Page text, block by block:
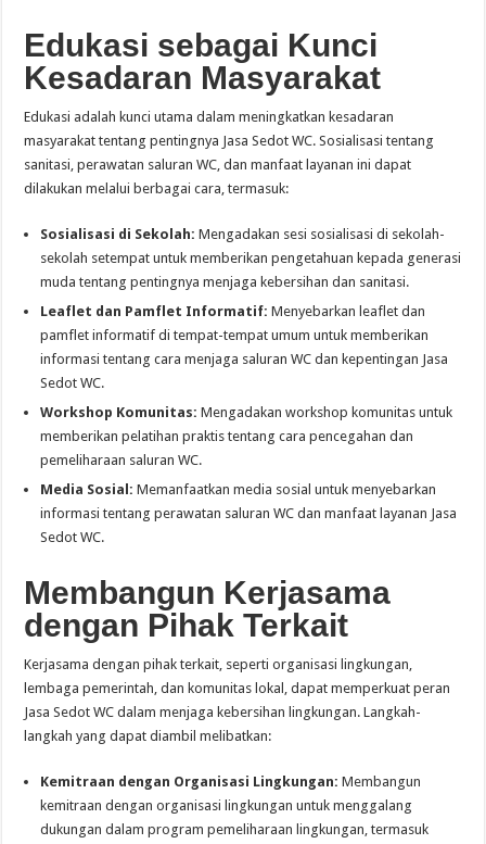
Edukasi sebagai Kunci
Kesadaran Masyarakat
Edukasi adalah kunci utama dalam meningkatkan kesadaran
masyarakat tentang pentingnya Jasa Sedot WC. Sosialisasi tentang
sanitasi, perawatan saluran WC, dan manfaat layanan ini dapat
dilakukan melalui berbagai cara, termasuk:
Sosialisasi di Sekolah: Mengadakan sesi sosialisasi di sekolah-
sekolah setempat untuk memberikan pengetahuan kepada generasi
muda tentang pentingnya menjaga kebersihan dan sanitasi.
Leaflet dan Pamflet Informatif: Menyebarkan leaflet dan
pamflet informatif di tempat-tempat umum untuk memberikan
informasi tentang cara menjaga saluran WC dan kepentingan Jasa
Sedot WC.
Workshop Komunitas: Mengadakan workshop komunitas untuk
memberikan pelatihan praktis tentang cara pencegahan dan
pemeliharaan saluran WC.
Media Sosial: Memanfaatkan media sosial untuk menyebarkan
informasi tentang perawatan saluran WC dan manfaat layanan Jasa
Sedot WC.
Membangun Kerjasama
dengan Pihak Terkait
Kerjasama dengan pihak terkait, seperti organisasi lingkungan,
lembaga pemerintah, dan komunitas lokal, dapat memperkuat peran
Jasa Sedot WC dalam menjaga kebersihan lingkungan. Langkah-
langkah yang dapat diambil melibatkan:
Kemitraan dengan Organisasi Lingkungan: Membangun
kemitraan dengan organisasi lingkungan untuk menggalang
dukungan dalam program pemeliharaan lingkungan, termasuk